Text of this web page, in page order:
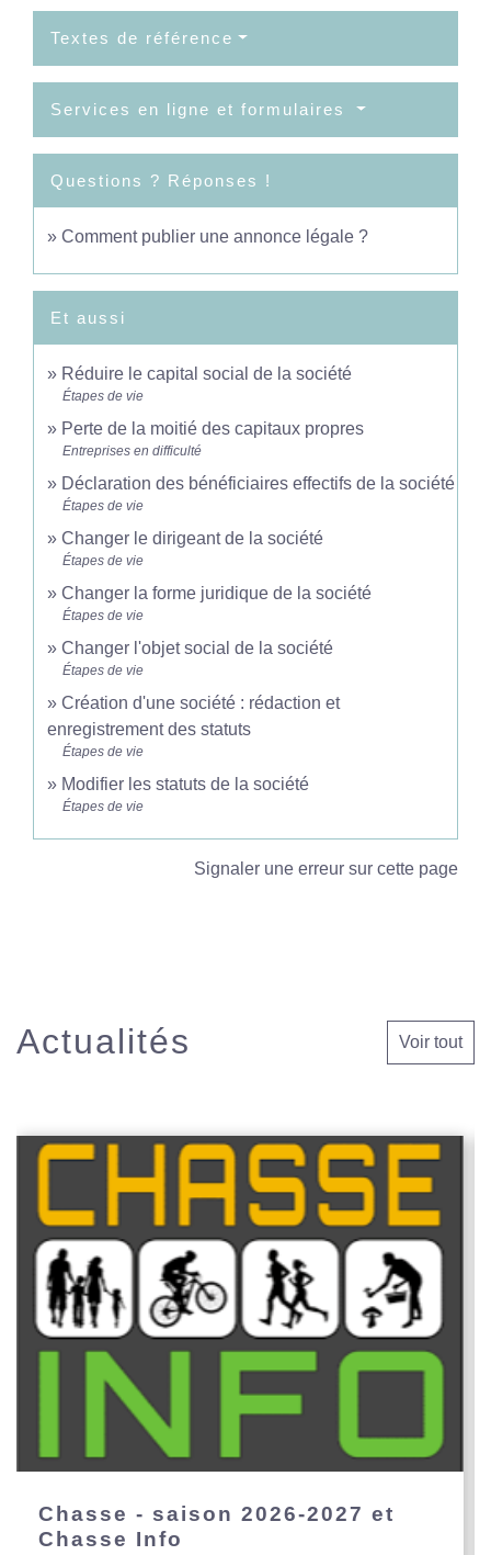
Textes de référence
Services en ligne et formulaires
Questions ? Réponses !
Comment publier une annonce légale ?
Et aussi
Réduire le capital social de la société
Étapes de vie
Perte de la moitié des capitaux propres
Entreprises en difficulté
Déclaration des bénéficiaires effectifs de la société
Étapes de vie
Changer le dirigeant de la société
Étapes de vie
Changer la forme juridique de la société
Étapes de vie
Changer l'objet social de la société
Étapes de vie
Création d'une société : rédaction et
enregistrement des statuts
Étapes de vie
Modifier les statuts de la société
Étapes de vie
Signaler une erreur sur cette page
Actualités Voir tout
Chasse - saison 2026-2027 et
Chasse Info